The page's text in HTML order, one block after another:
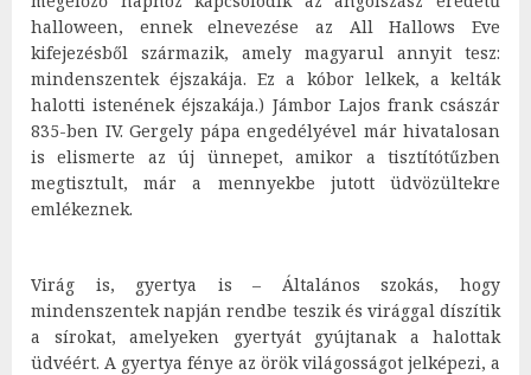
halloween, ennek elnevezése az All Hallows Eve
kifejezésből származik, amely magyarul annyit tesz:
mindenszentek éjszakája. Ez a kóbor lelkek, a kelták
halotti istenének éjszakája.) Jámbor Lajos frank császár
835-ben IV. Gergely pápa engedélyével már hivatalosan
is elismerte az új ünnepet, amikor a tisztítótűzben
megtisztult, már a mennyekbe jutott üdvözültekre
emlékeznek.
Virág is, gyertya is – Általános szokás, hogy
mindenszentek napján rendbe teszik és virággal díszítik
a sírokat, amelyeken gyertyát gyújtanak a halottak
üdvéért. A gyertya fénye az örök világosságot jelképezi, a